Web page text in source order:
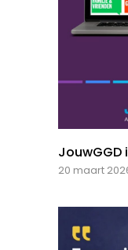
JouwGGD
20 maart